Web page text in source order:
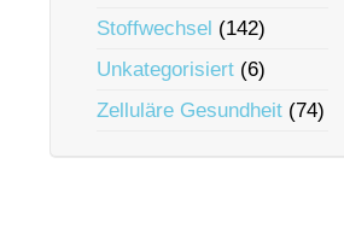
Stoffwechsel (142)
Unkategorisiert (6)
Zelluläre Gesundheit (74)